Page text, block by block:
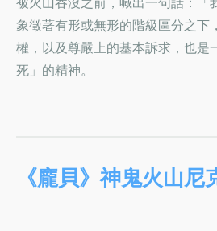
象徵著有形或無形的階級區分之下
權，以及尊嚴上的基本訴求，也是
死」的精神。
《龐貝》神鬼火山尼